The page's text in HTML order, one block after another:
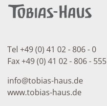
Tel +49 (0) 41 02 - 806 - 0
Fax +49 (0) 41 02 - 806 - 555
info@tobias-haus.de
www.tobias-haus.de